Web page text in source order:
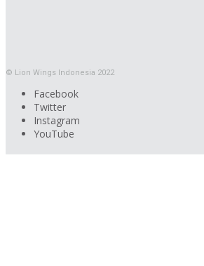
© Lion Wings Indonesia 2022
Facebook
Twitter
Instagram
YouTube